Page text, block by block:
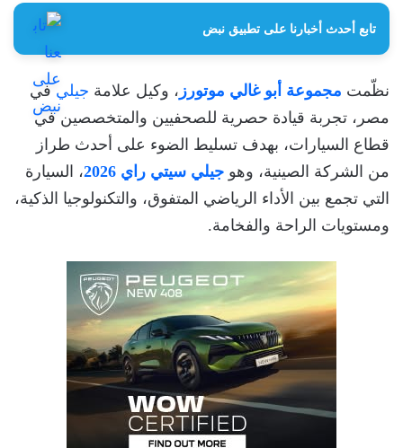
تابع أحدث أخبارنا على تطبيق نبض
نظّمت مجموعة أبو غالي موتورز ، وكيل علامة جيلي في
مصر، تجربة قيادة حصرية للصحفيين والمتخصصين في
قطاع السيارات، بهدف تسليط الضوء على أحدث طراز
من الشركة الصينية، وهو جيلي سيتي راي 2026
، السيارة
التي تجمع بين الأداء الرياضي المتفوق، والتكنولوجيا الذكية،
ومستويات الراحة والفخامة.